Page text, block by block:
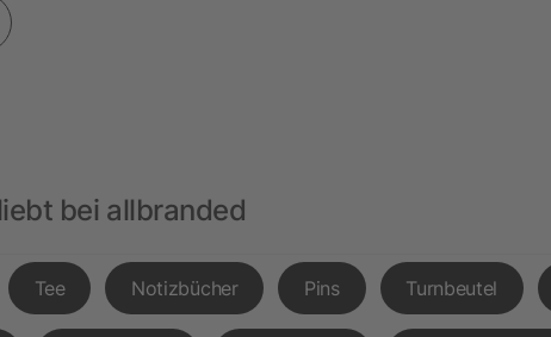
bei allbranded
Tee Notizbücher Pins Turnbeutel